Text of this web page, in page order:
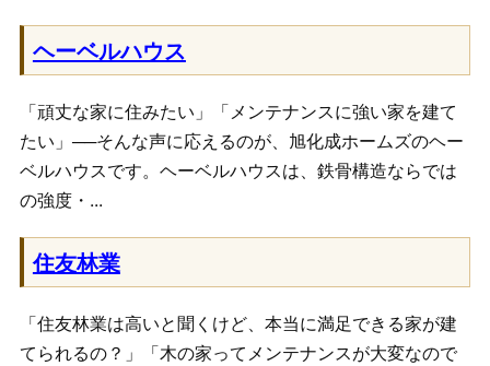
ヘーベルハウス
「頑丈な家に住みたい」「メンテナンスに強い家を建て
たい」──そんな声に応えるのが、旭化成ホームズのヘー
ベルハウスです。ヘーベルハウスは、鉄骨構造ならでは
の強度・...
住友林業
「住友林業は高いと聞くけど、本当に満足できる家が建
てられるの？」「木の家ってメンテナンスが大変なので